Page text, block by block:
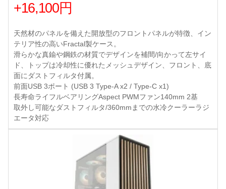
+16,100円
天然材のパネルを備えた開放型のフロントパネルが特徴、イン
テリア性の高いFractal製ケース。
滑らかな真鍮や鋼鉄の材質でデザインを補間/向かって左サイ
ド、トップは冷却性に優れたメッシュデザイン、フロント、底
面にダストフィルタ付属。
前面USB 3ポート (USB 3 Type-A x2 / Type-C x1)
長寿命ライフルベアリングAspect PWMファン140mm 2基
取外し可能なダストフィルタ/360mmまでの水冷クーラーラジ
エータ対応